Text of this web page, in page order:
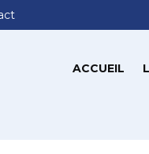
ACCUEIL